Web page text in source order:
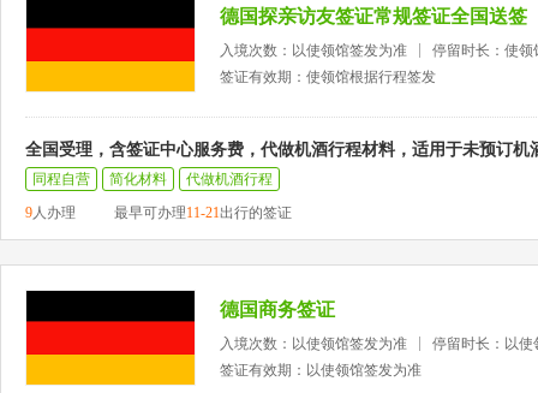
德国探亲访友签证常规签证全国送签
入境次数：以使领馆签发为准
停留时长：使领
签证有效期：使领馆根据行程签发
全国受理，含签证中心服务费，代做机酒行程材料，适用于未预订机
同程自营 简化材料
代做机酒行程
9人办理 最早可办理11-21出行的签证
德国商务签证
入境次数：以使领馆签发为准
停留时长：以使
签证有效期：以使领馆签发为准